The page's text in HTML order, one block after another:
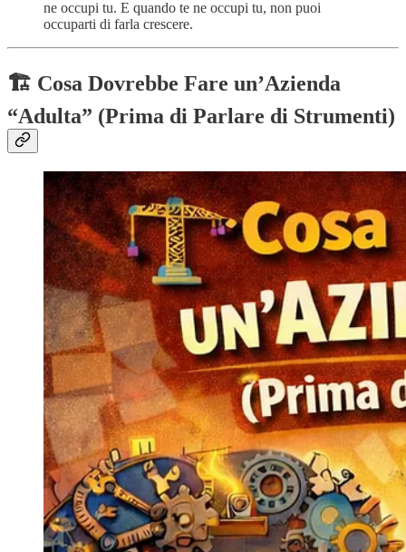
ne occupi tu. E quando te ne occupi tu, non puoi
occuparti di farla crescere.
🏗️ Cosa Dovrebbe Fare un’Azienda
“Adulta” (Prima di Parlare di Strumenti)